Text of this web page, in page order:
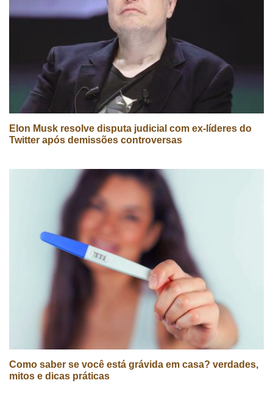
Elon Musk resolve disputa judicial com ex-líderes do
Twitter após demissões controversas
Como saber se você está grávida em casa? verdades,
mitos e dicas práticas